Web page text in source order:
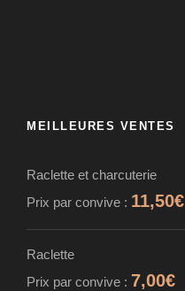
MEILLEURES VENTES
Raclette et charcuterie
Prix par convive : 11,50€
Raclette
Prix par convive : 7,00€